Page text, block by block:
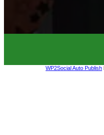
WP2Social Auto Publish